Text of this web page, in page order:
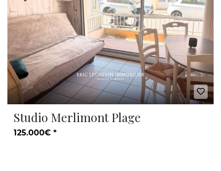
Studio Merlimont Plage
125.000€ *